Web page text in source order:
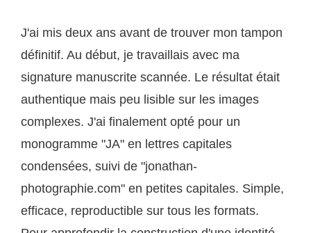
J'ai mis deux ans avant de trouver mon tampon
définitif. Au début, je travaillais avec ma
signature manuscrite scannée. Le résultat était
authentique mais peu lisible sur les images
complexes. J'ai finalement opté pour un
monogramme "JA" en lettres capitales
condensées, suivi de "jonathan-
photographie.com" en petites capitales. Simple,
efficace, reproductible sur tous les formats.